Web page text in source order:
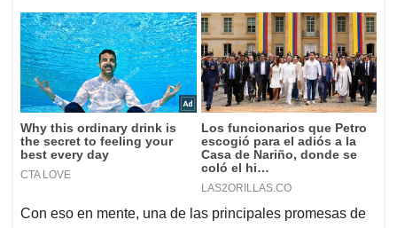
Con eso en mente, una de las principales promesas de